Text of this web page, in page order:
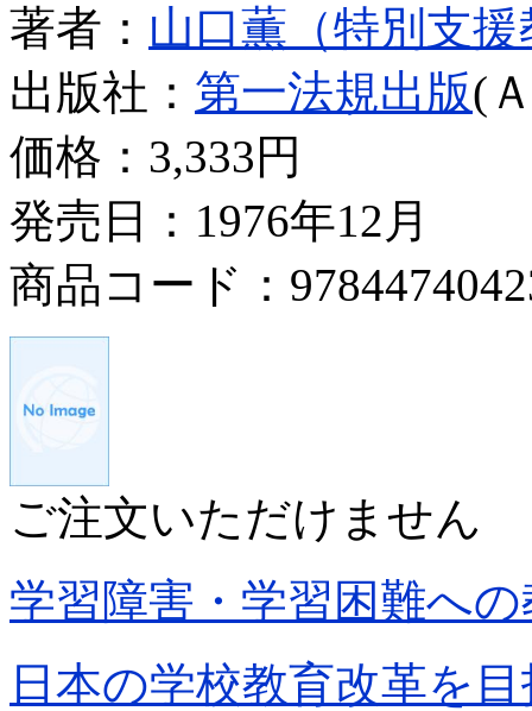
著者： 山口薫（特別支
出版社： 第一法規出版(
価格： 3,333円
発売日：1976年12月
商品コード：
ご注文いただけません
学習障害・学習困難へ
日本の学校教育改革を